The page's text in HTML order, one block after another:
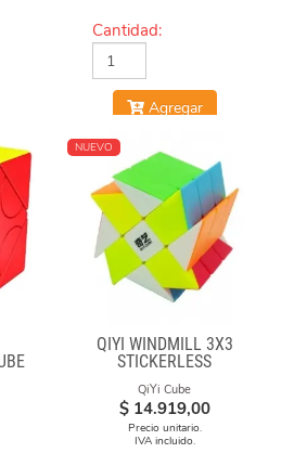
Cantidad:
Agregar
NUEVO
QIYI WINDMILL 3X3
STICKERLESS
QiYi Cube
$ 14.919,00
Precio unitario.
IVA incluido.